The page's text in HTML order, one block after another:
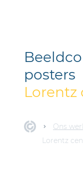
posters
Lorentz
Ons
Lorentz